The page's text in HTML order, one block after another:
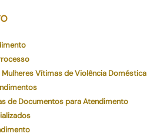
Vítimas de Violência Doméstica
de Documentos para Atendimento